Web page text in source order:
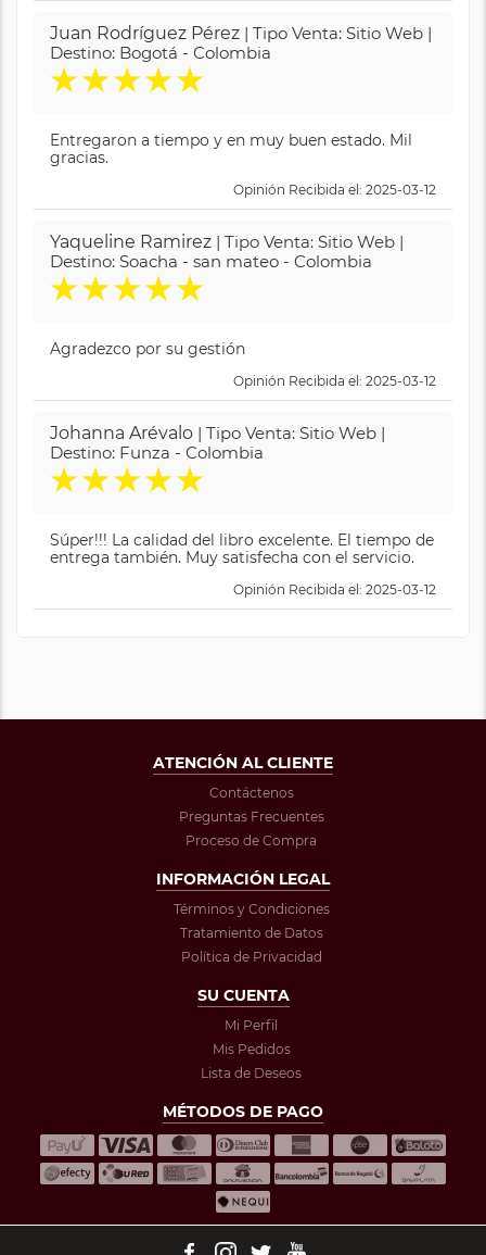
Juan Rodríguez Pérez | Tipo Venta: Sitio Web |
Destino: Bogotá - Colombia
★★★★★
Entregaron a tiempo y en muy buen estado. Mil
gracias.
Opinión Recibida el: 2025-03-12
Yaqueline Ramirez | Tipo Venta: Sitio Web |
Destino: Soacha - san mateo - Colombia
★★★★★
Agradezco por su gestión
Opinión Recibida el: 2025-03-12
Johanna Arévalo | Tipo Venta: Sitio Web |
Destino: Funza - Colombia
★★★★★
Súper!!! La calidad del libro excelente. El tiempo de
entrega también. Muy satisfecha con el servicio.
Opinión Recibida el: 2025-03-12
ATENCIÓN AL CLIENTE
Contáctenos
Preguntas Frecuentes
Proceso de Compra
INFORMACIÓN LEGAL
Términos y Condiciones
Tratamiento de Datos
Política de Privacidad
SU CUENTA
Mi Perfil
Mis Pedidos
Lista de Deseos
MÉTODOS DE PAGO